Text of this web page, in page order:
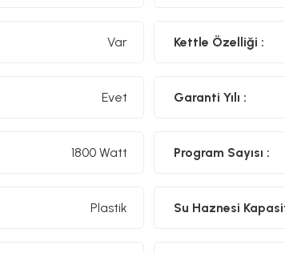
Paslanmaz Çelik
Gövde Malzemesi:BPA İçermeyen Plastik
Var Kettle Özelliği :
Evet Garanti Yılı :
1800 Watt Program Sayısı :
Plastik Su Haznesi